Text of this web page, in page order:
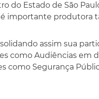
do Estado de São
importante
assim sua
como Audiências em
Segurança